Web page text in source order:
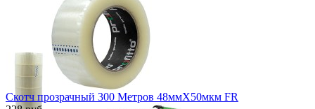
Скотч прозрачный 300 Метров 48ммХ50мкм FR